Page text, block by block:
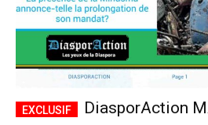
DiasporAction